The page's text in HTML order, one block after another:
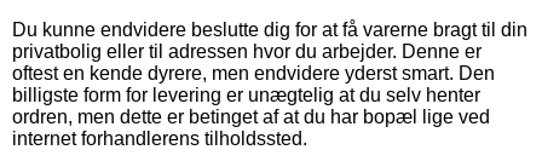
Du kunne endvidere beslutte dig for at få varerne bragt til din
privatbolig eller til adressen hvor du arbejder. Denne er
oftest en kende dyrere, men endvidere yderst smart. Den
billigste form for levering er unægtelig at du selv henter
ordren, men dette er betinget af at du har bopæl lige ved
internet forhandlerens tilholdssted.